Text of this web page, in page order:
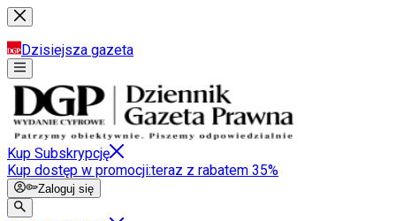
Dzisiejsza gazeta
Kup Subskrypcję
Kup dostęp w promocji:teraz z rabatem 35%
Zaloguj się